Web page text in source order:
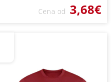
Cena od 3,68€